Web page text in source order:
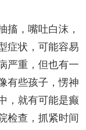
搐，嘴吐白沫，
症状，可能容易
严重，但也有一
有些孩子，愣神
，就有可能是癫
检查，抓紧时间